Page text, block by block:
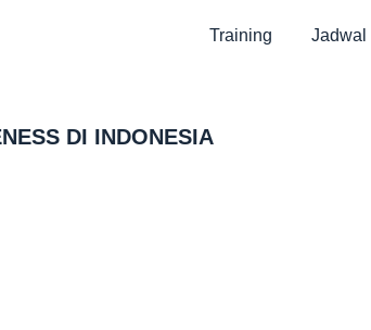
Training Jadwal
DI INDONESIA